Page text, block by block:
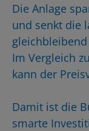
Die Anlage
und senkt die
Im Vergleich
kann der
Damit ist die
smarte